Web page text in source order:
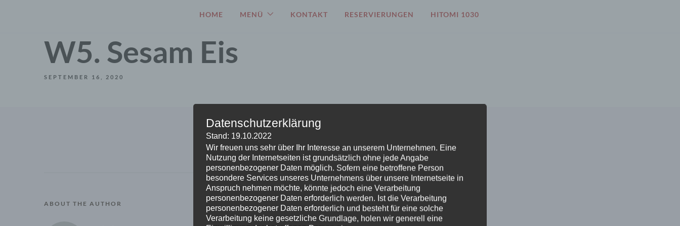
HOME MENÜ KONTAKT RESERVIERUNGEN HITOMI 1030
W5. Sesam Eis
SEPTEMBER 16, 2020
ABOUT THE AUTHOR
Datenschutzerklärung
Stand: 19.10.2022
Wir freuen uns sehr über Ihr Interesse an unserem Unternehmen. Eine
Nutzung der Internetseiten ist grundsätzlich ohne jede Angabe
personenbezogener Daten möglich. Sofern eine betroffene Person
besondere Services unseres Unternehmens über unsere Internetseite in
Anspruch nehmen möchte, könnte jedoch eine Verarbeitung
personenbezogener Daten erforderlich werden. Ist die Verarbeitung
personenbezogener Daten erforderlich und besteht für eine solche
Verarbeitung keine gesetzliche Grundlage, holen wir generell eine